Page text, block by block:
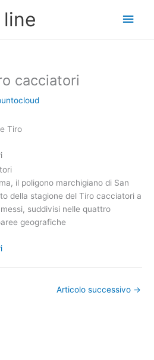
cacciatori
Tiro
il poligono marchigiano di San
della stagione del Tiro cacciatori a
suddivisi nelle quattro
geografiche
Articolo successivo →